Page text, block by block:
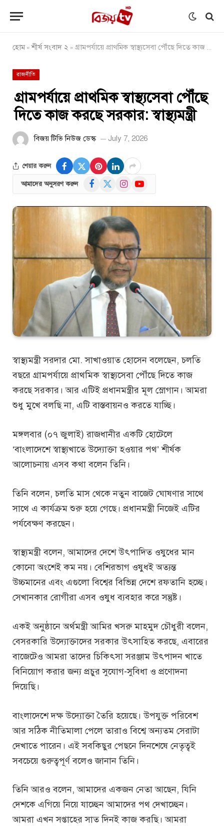
হোম»শীর্ষ সংবাদ ২ » গ্রামপর্যায়ে প্রাথমিক স্বাস্থ্যসেবা পৌঁছে দিতে কাজ করছে সরকার: স্বাস্থ্যমন্ত্রী
রাজনীতি
গ্রামপর্যায়ে প্রাথমিক স্বাস্থ্যসেবা পৌঁছে
দিতে কাজ করছে সরকার: স্বাস্থ্যমন্ত্রী
বিজয় টিভি নিউজ ডেস্ক July 7, 2026
শেয়ার করুন
আমাদের অনুসরণ করুন Facebook InstagramYouTube
স্বাস্থ্যমন্ত্রী সরদার মো. সাখাওয়াত হোসেন বলেছেন, চলতি
বছরে গ্রামপর্যায়ে প্রাথমিক স্বাস্থ্যসেবা পৌঁছে দিতে কাজ
করছে সরকার। আর এটিই প্রধানমন্ত্রীর মূল স্লোগান। আমরা
শুধু মুখে বলছি না, এটি বাস্তবায়নও করতে যাচ্ছি।
মঙ্গলবার (০৭ জুলাই) রাজধানীর একটি হোটেলে
‘বাংলাদেশে স্বাস্থ্যখাতে উদ্যোক্তা হওয়ার পথ’ শীর্ষক
আলোচনায় এসব কথা বলেন তিনি।
তিনি বলেন, চলতি মাস থেকে নতুন বাজেট ঘোষণার সাথে
সাথে এ কার্যক্রম শুরু হয়ে গেছে। প্রধানমন্ত্রী নিজেই এটির
পর্যবেক্ষণ করছেন।
স্বাস্থ্যমন্ত্রী বলেন, আমাদের দেশে উৎপাদিত ওষুধের মান
কোনো অংশেই কম নয়। বেশিরভাগ ওষুধই অত্যন্ত
উচ্চমানের এবং এগুলো বিশ্বের বিভিন্ন দেশে রফতানি হচ্ছে।
সেখানকার রোগীরা এসব ওষুধ ব্যবহার করে সন্তুষ্ট।
একই অনুষ্ঠানে অর্থমন্ত্রী আমির খসরু মাহমুদ চৌধুরী বলেন,
বেসরকারি উদ্যোক্তাদের সরকার উৎসাহিত করছে, এবারের
বাজেটেও আমরা তাদের চিকিৎসা সরঞ্জাম উৎপাদন খাতে
বিনিয়োগ করার জন্য প্রচুর সুযোগ-সুবিধা ও প্রণোদনা
দিয়েছি।
বাংলাদেশে দক্ষ উদ্যোক্তা তৈরি হয়েছে। উপযুক্ত পরিবেশ
আর সঠিক নীতিমালা পেলে তারাও বিশ্বে অন্যতম সেরাটা
দেখাতে পারেন। এই সবকিছুর পেছনে দিনশেষে নেতৃত্বই
সবচেয়ে গুরুত্বপূর্ণ বলেও জানান তিনি।
তিনি আরও বলেন, আমাদের একজন নেতা আছেন, যিনি
দেশকে এগিয়ে নিয়ে যাচ্ছেন আমাদের পথ দেখাচ্ছেন।
আমরা এখন সপ্তাহের সাত দিনই কাজ করছি। আমরা